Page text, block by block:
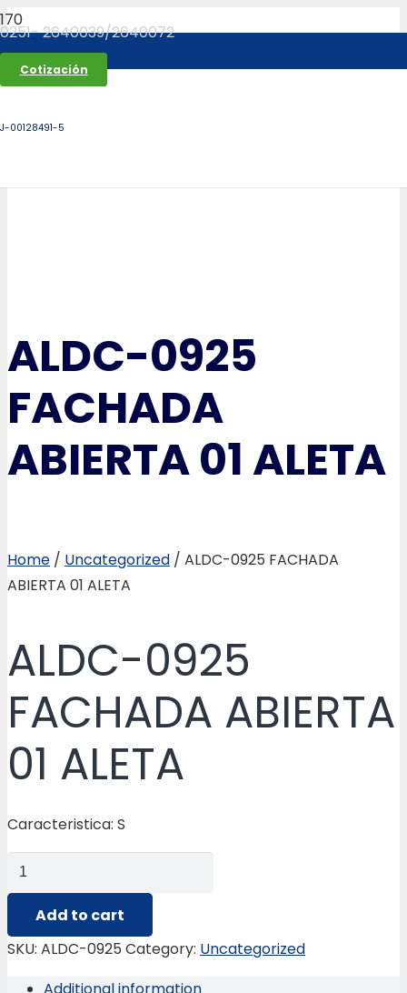
0251- 2640039/2640072
Cotización
J-00128491-5
ALDC-0925
FACHADA
ABIERTA 01 ALETA
Home / Uncategorized / ALDC-0925 FACHADA
ABIERTA 01 ALETA
ALDC-0925
FACHADA ABIERTA
01 ALETA
Caracteristica: S
ALDC-
0925
FACHADA
ABIERTA
Add to cart
SKU: ALDC-0925 Category: Uncategorized